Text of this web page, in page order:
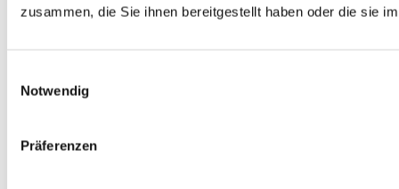
zusammen, die Sie ihnen bereitgestellt haben oder die sie
Notwendig
Präferenzen